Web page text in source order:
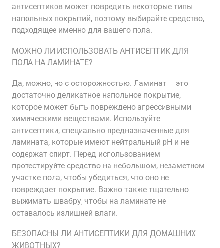
антисептиков может повредить некоторые типы
напольных покрытий, поэтому выбирайте средство,
подходящее именно для вашего пола.
МОЖНО ЛИ ИСПОЛЬЗОВАТЬ АНТИСЕПТИК ДЛЯ
ПОЛА НА ЛАМИНАТЕ?
Да, можно, но с осторожностью. Ламинат – это
достаточно деликатное напольное покрытие,
которое может быть повреждено агрессивными
химическими веществами. Используйте
антисептики, специально предназначенные для
ламината, которые имеют нейтральный pH и не
содержат спирт. Перед использованием
протестируйте средство на небольшом, незаметном
участке пола, чтобы убедиться, что оно не
повреждает покрытие. Важно также тщательно
выжимать швабру, чтобы на ламинате не
оставалось излишней влаги.
БЕЗОПАСНЫ ЛИ АНТИСЕПТИКИ ДЛЯ ДОМАШНИХ
ЖИВОТНЫХ?